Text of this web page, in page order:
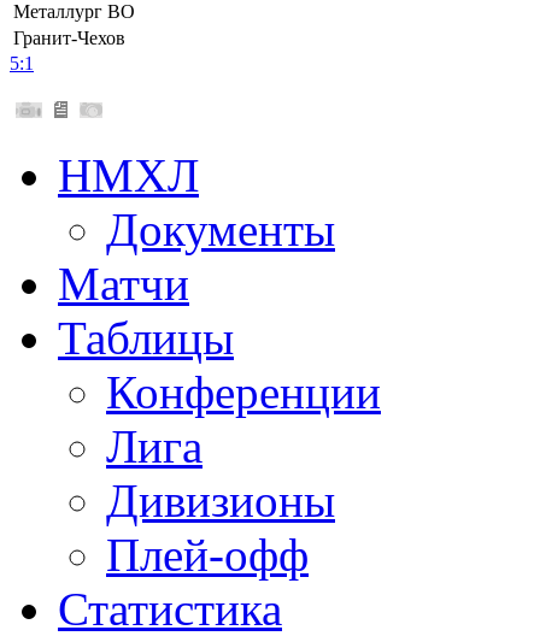
Металлург ВО
Гранит-Чехов
5:1
НМХЛ
Документы
Матчи
Таблицы
Конференции
Лига
Дивизионы
Плей-офф
Статистика